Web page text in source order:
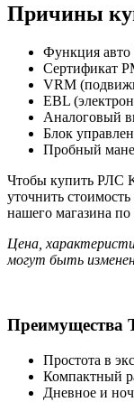
Причины
Функция авто
Сертификат
VRM
EBL
Аналоговый
Блок
Пробный
Чтобы купить РЛС
уточнить
нашего магазина
Цена,
могут быть
Преимущества
Простота в
Компактный
Дневное и